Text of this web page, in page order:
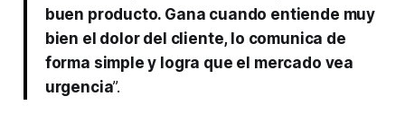
buen producto. Gana cuando entiende muy
bien el dolor del cliente, lo comunica de
forma simple y logra que el mercado vea
urgencia”.